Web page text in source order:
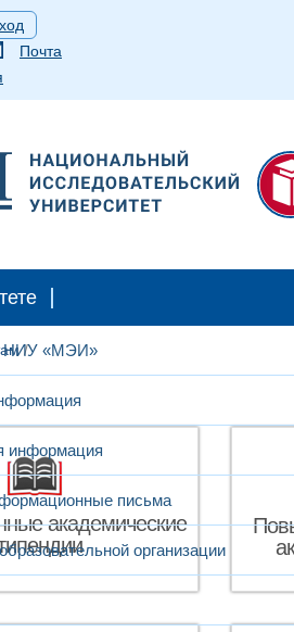
Почта
НИУ «МЭИ»
информация
письма
организации
/
академические